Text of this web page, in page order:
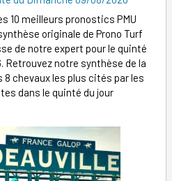
10 meilleurs pronostics PMU
originale de Prono Turf
de notre expert pour le quinté
Retrouvez notre synthèse de la
chevaux les plus cités par les
dans le quinté du jour